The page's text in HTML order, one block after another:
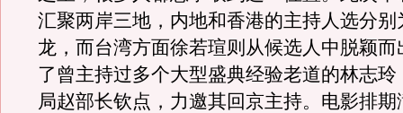
汇聚两岸三地，内地和香港的主持人选分别
龙，而台湾方面徐若瑄则从候选人中脱颖而
了曾主持过多个大型盛典经验老道的林志玲
局赵部长钦点，力邀其回京主持。电影排